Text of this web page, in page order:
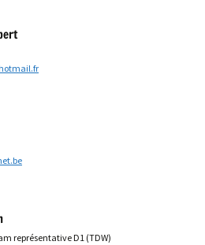
représentative D1 (TDW)